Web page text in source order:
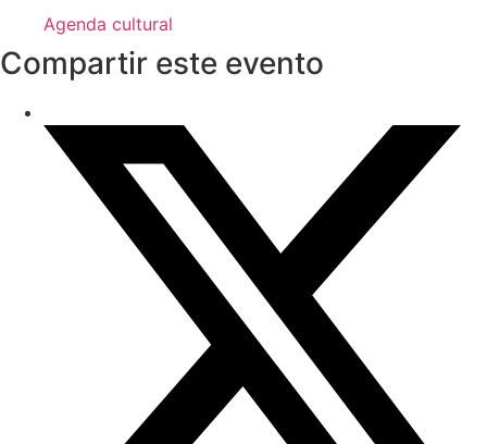
Agenda cultural
Compartir este evento